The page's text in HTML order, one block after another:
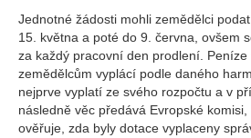
Jednotné žádosti mohli zemědělci
15. května a poté do 9. června, ovšem
za každý pracovní den prodlení.
zemědělcům vyplácí podle daného
nejprve vyplatí ze svého rozpočtu a v
následně věc předává Evropské
ověřuje, zda byly dotace vyplaceny